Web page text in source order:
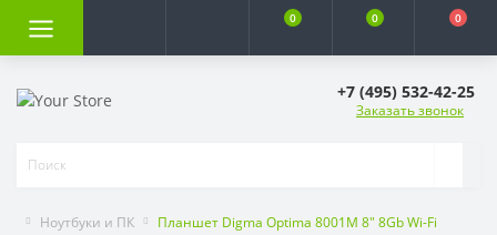
0 0 0
+7 (495) 532-42-25
Заказать звонок
Ноутбуки и ПК Планшет Digma Optima 8001M 8" 8Gb Wi-Fi